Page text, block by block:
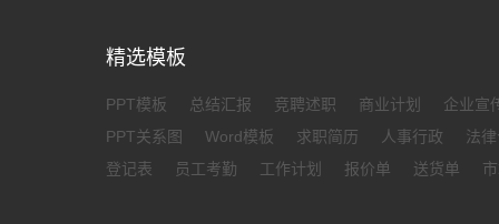
精选模板
PPT模板 总结汇报 竞聘述职 商业计划
企业宣
PPT关系图
Word模板 求职简历 人事行政
法
登记表
员工考勤 工作计划 报价单 送货单